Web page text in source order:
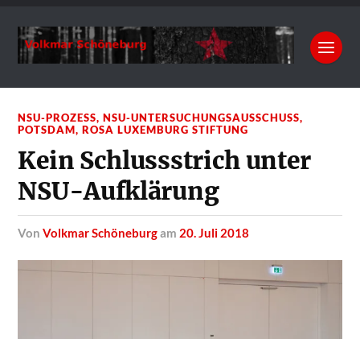
NSU-PROZESS,NSU-UNTERSUCHUNGSAUSSCHUSS,
POTSDAM,ROSA LUXEMBURG STIFTUNG
Kein Schlussstrich unter
NSU-Aufklärung
vonVolkmar Schöneburgam 20. Juli 2018